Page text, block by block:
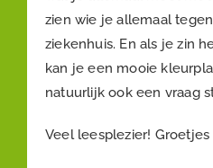
zien wie je allemaal
ziekenhuis. En als je zin
kan je een mooie
natuurlijk ook een vraag
Veel leesplezier! Groetjes